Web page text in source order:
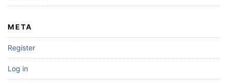
META
Register
Log in